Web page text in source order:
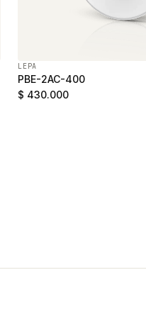
LEPA
PBE-2AC-400
$ 430.000